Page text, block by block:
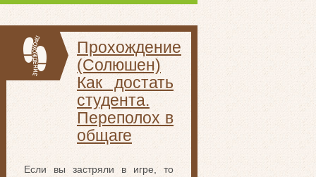
Прохождение
(Солюшен)
Как достать
студента.
Переполох в
общаге
Если вы застряли в игре, то